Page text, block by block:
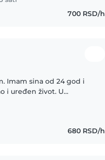
700 RSD/h
Imam sina od 24 god i
i uređen život. U
680 RSD/h